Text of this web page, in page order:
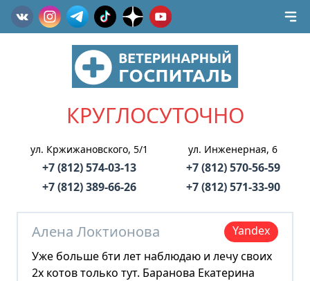
КРУГЛОСУТОЧНО
ул. Кржижановского, 5/1
+7 (812) 574-03-13
+7 (812) 389-66-26
ул. Инженерная, 6
+7 (812) 570-56-59
+7 (812) 571-33-90
Алена Локтионова
Yandex
Уже больше 6ти лет наблюдаю и лечу своих
2х котов только тут. Баранова Екатерина